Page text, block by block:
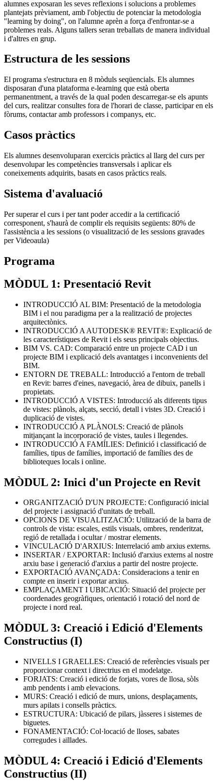
alumnes exposaran les seves reflexions i solucions a problemes
plantejats prèviament, amb l'objectiu de potenciar la metodologia
"learning by doing", on l'alumne aprèn a força d'enfrontar-se a
problemes reals. Alguns tallers seran treballats de manera individual
i d'altres en grup.
Estructura de les sessions
El programa s'estructura en 8 mòduls seqüencials. Els alumnes
disposaran d'una plataforma e-learning que està oberta
permanentment, a través de la qual poden descarregar-se els apunts
del curs, realitzar consultes fora de l'horari de classe, participar en els
fòrums, contactar amb professors i companys, etc.
Casos pràctics
Els alumnes desenvoluparan exercicis pràctics al llarg del curs per
desenvolupar les competències transversals i aplicar els
coneixements adquirits, basats en casos pràctics reals.
Sistema d'avaluació
Per superar el curs i per tant poder accedir a la certificació
corresponent, s'haurà de complir els requisits següents: 80% de
l'assistència a les sessions (o visualització de les sessions gravades
per Videoaula)
Programa
MÒDUL 1: Presentació Revit
INTRODUCCIÓ AL BIM: Presentació de la metodologia
BIM i el nou paradigma per a la realització de projectes
arquitectònics.
INTRODUCCIÓ A AUTODESK® REVIT®: Explicació de
les característiques de Revit i els seus principals objectius.
BIM VS. CAD: Comparació entre un projecte CAD i un
projecte BIM i explicació dels avantatges i inconvenients del
BIM.
ENTORN DE TREBALL: Introducció a l'entorn de treball
en Revit: barres d'eines, navegació, àrea de dibuix, panells i
propietats.
INTRODUCCIÓ A VISTES: Introducció als diferents tipus
de vistes: plànols, alçats, secció, detall i vistes 3D. Creació i
duplicació de vistes.
INTRODUCCIÓ A PLÀNOLS: Creació de plànols
mitjançant la incorporació de vistes, taules i llegendes.
INTRODUCCIÓ A FAMÍLIES: Definició i classificació de
famílies, tipus de famílies, importació de famílies des de
biblioteques locals i online.
MÒDUL 2: Inici d'un Projecte en Revit
ORGANITZACIÓ D'UN PROJECTE: Configuració inicial
del projecte i assignació d'unitats de treball.
OPCIONS DE VISUALITZACIÓ: Utilització de la barra de
controls de vista: escales, estils visuals, ombres, renderitzat,
regió de retallada i ocultar / mostrar elements.
VINCULACIÓ D'ARXIUS: Interrelació amb arxius externs.
INSERTAR / EXPORTAR: Inclusió d'arxius externs al nostre
arxiu base i generació d'arxius a partir del nostre projecte.
EXPORTACIÓ AVANÇADA: Consideracions a tenir en
compte en inserir i exportar arxius.
EMPLAÇAMENT I UBICACIÓ: Situació del projecte per
coordenades geogràfiques, orientació i rotació del nord de
projecte i nord real.
MÒDUL 3: Creació i Edició d'Elements
Constructius (I)
NIVELLS I GRAELLES: Creació de referències visuals per
proporcionar context i directrius en el modelatge.
FORJATS: Creació i edició de forjats, vores de llosa, sòls
amb pendents i amb elevacions.
MURS: Creació i edició de murs, unions, desplaçaments,
murs apilats i consells pràctics.
ESTRUCTURA: Ubicació de pilars, jàsseres i sistemes de
biguetes.
FONAMENTACIÓ: Col·locació de lloses, sabates
corregudes i aïllades.
MÒDUL 4: Creació i Edició d'Elements
Constructius (II)